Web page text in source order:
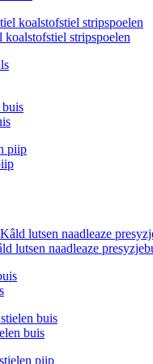
stripspoelen
lutsen naadleaze
buis